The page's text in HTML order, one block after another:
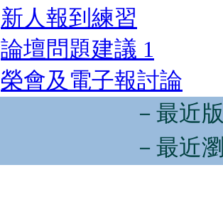
新人報到練習
論壇問題建議 1
榮會及電子報討論
－最近
－最近